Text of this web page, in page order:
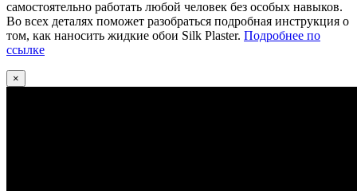
самостоятельно работать любой человек без особых навыков.
Во всех деталях поможет разобраться подробная инструкция о
том, как наносить жидкие обои Silk Plaster. Подробнее по
ссылке
×